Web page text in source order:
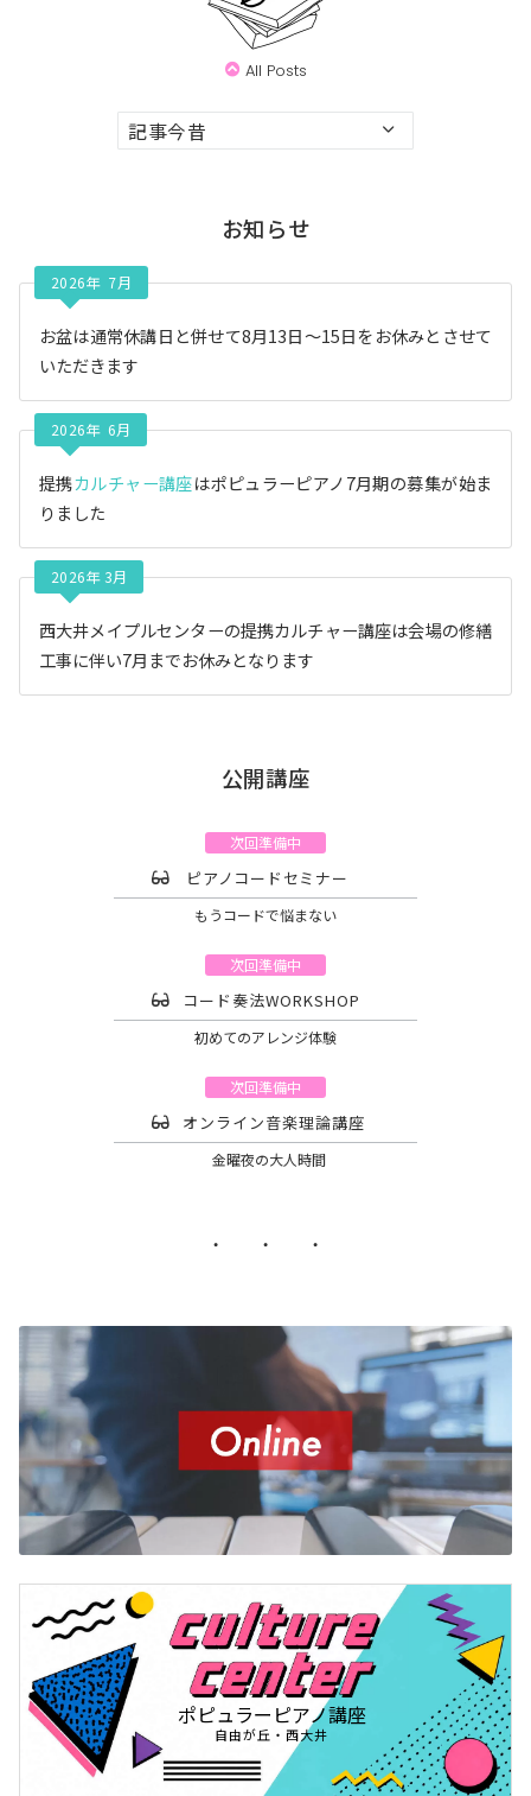
All Posts
お知らせ
2026年 7月
お盆は通常休講日と併せて8月13日〜15日をお休みとさせて
いただきます
2026年 6月
提携カルチャー講座はポピュラーピアノ7月期の募集が始ま
りました
2026年 3月
西大井メイプルセンターの提携カルチャー講座は会場の修繕
工事に伴い7月までお休みとなります
公開講座
次回準備中
ピアノコードセミナー
もうコードで悩まない
次回準備中
コード奏法WORKSHOP
初めてのアレンジ体験
次回準備中
オンライン音楽理論講座
金曜夜の大人時間
・ ・ ・
ポピュラーピアノ講座
自由が丘・西大井